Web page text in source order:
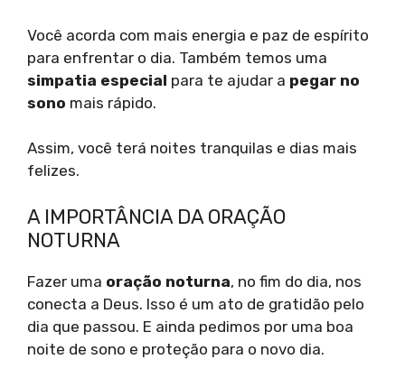
Você acorda com mais energia e paz de espírito
para enfrentar o dia. Também temos uma
simpatia especial para te ajudar a pegar no
sono mais rápido.
Assim, você terá noites tranquilas e dias mais
felizes.
A IMPORTÂNCIA DA ORAÇÃO
NOTURNA
Fazer uma oração noturna, no fim do dia, nos
conecta a Deus. Isso é um ato de gratidão pelo
dia que passou. E ainda pedimos por uma boa
noite de sono e proteção para o novo dia.